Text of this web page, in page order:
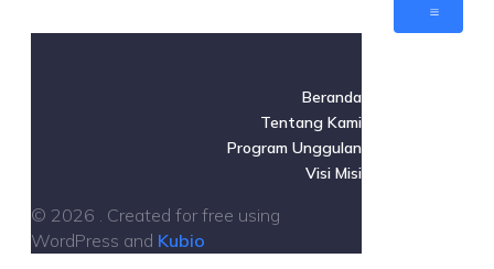
Beranda
Tentang Kami
Program Unggulan
Visi Misi
© 2026 . Created for free using
WordPress and Kubio